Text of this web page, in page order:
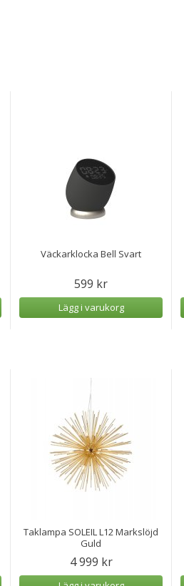
Väckarklocka Bell Svart
599 kr
Lägg i varukorg
Taklampa SOLEIL L12 Markslöjd
Guld
4 999 kr